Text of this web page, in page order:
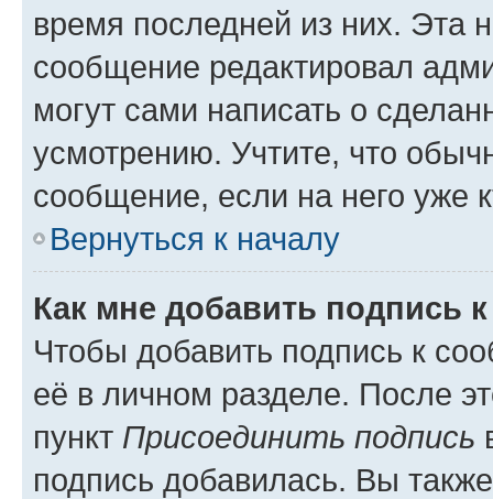
время последней из них. Эта
сообщение редактировал
могут сами написать о
усмотрению. Учтите, что
сообщение, если на него уже
Вернуться к началу
Как мне добавить подпись
Чтобы добавить подпись к
её в личном разделе. После
пункт Присоединить подпись
подпись добавилась. Вы